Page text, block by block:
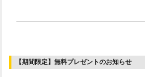
【期間限定】無料プレゼントのお知らせ